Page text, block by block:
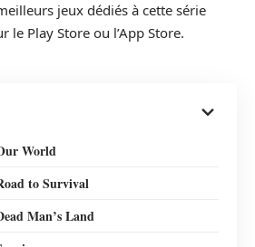
jeux dédiés à cette série
le Play Store ou l’App Store.
World
to Survival
Man’s Land